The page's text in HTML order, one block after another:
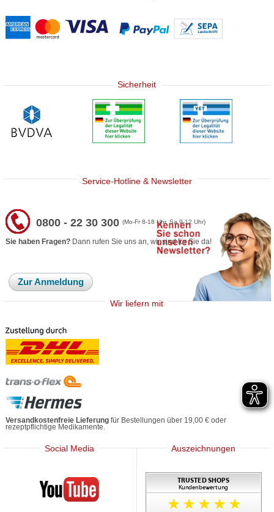
Sicherheit
Service-Hotline & Newsletter
0800 - 22 30 300(Mo-Fr 8-18 Uhr, Sa 9-12 Uhr)
Sie haben Fragen? Dann rufen Sie uns an, wir sind für Sie da!
Zur Anmeldung
Wir liefern mit
Versandkostenfreie Lieferung für Bestellungen über 19,00 € oder
rezeptpflichtige Medikamente.
Social Media
Mediherz
Auszeichnungen